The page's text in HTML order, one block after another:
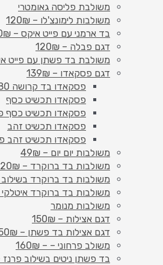
משולבת פליסה גאומטרי
משולבות לימונצ'לו – 120₪
בד ארמני עם פייט איקס – 120₪
דגם פבלה – 120₪
משולבת בד פשתן עם פייט איקס – 120₪
דגם פסקאדו – 139₪
פסקאדו בד קרושה 80 ש"ח
פסקאדו תכשיט כסף
פסקאדו תכשיט כסף פס לבן
פסקאדו תכשיט זהב
פסקאדו תכשיט זהב פס לבן
משולבות יום יום – 49₪
משולבות בד ברוקרד – 120₪
משולבות בד ברוקרד בשילוב פרנז 130₪
משולבות בד ברוקרד איטלקי 150₪
משולבות מנומר
דגם אצילות – 150₪
דגם אצילות בד פשתן – 150₪
משולב פרחוני – – 160₪
בד פשתן ניטים בשילוב פרנז – 100₪